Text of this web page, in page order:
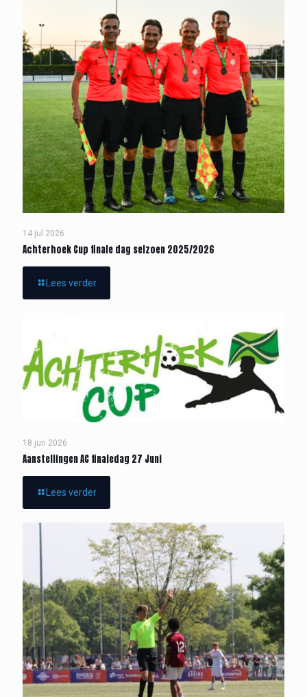
14 jul 2026
Achterhoek Cup finale dag seizoen 2025/2026
Lees verder
18 jun 2026
Aanstellingen AC finaledag 27 Juni
Lees verder